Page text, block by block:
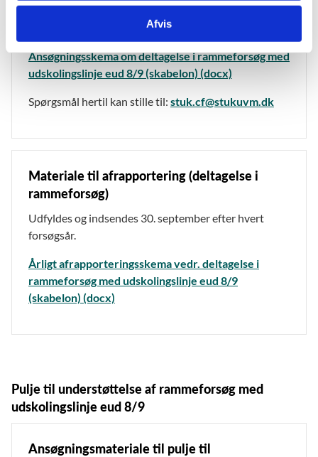
Afvis
Vejledning om rammer for forsøget (pdf)
Ansøgningsskema om deltagelse i rammeforsøg med
udskolingslinje eud 8/9 (skabelon) (docx)
Spørgsmål hertil kan stille til: stuk.cf@stukuvm.dk
Materiale til afrapportering (deltagelse i
rammeforsøg)
Udfyldes og indsendes 30. september efter hvert
forsøgsår.
Årligt afrapporteringsskema vedr. deltagelse i
rammeforsøg med udskolingslinje eud 8/9
(skabelon) (docx)
Pulje til understøttelse af rammeforsøg med
udskolingslinje eud 8/9
Ansøgningsmateriale til pulje til